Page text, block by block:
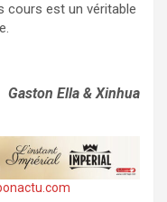
cours est un véritable
Gaston Ella & Xinhua